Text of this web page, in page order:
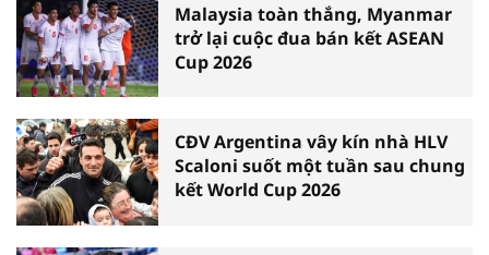
Malaysia toàn thắng, Myanmar
trở lại cuộc đua bán kết ASEAN
Cup 2026
CĐV Argentina vây kín nhà HLV
Scaloni suốt một tuần sau chung
kết World Cup 2026